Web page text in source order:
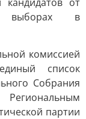
выборах в
комиссией
список
Собрания
партии